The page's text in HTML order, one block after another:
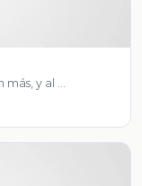
y al …